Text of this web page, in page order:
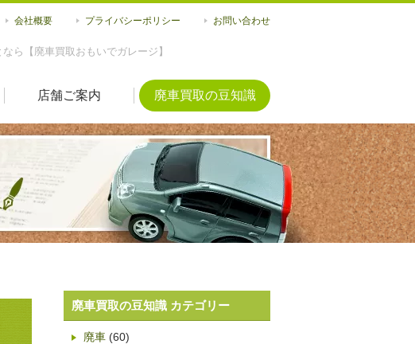
ら【廃車買取おもいでガレージ】
会社概要 プライバシーポリシー お問い合わせ
店舗ご案内 廃車買取の豆知識
廃車買取の豆知識 カテゴリー
廃車 (60)